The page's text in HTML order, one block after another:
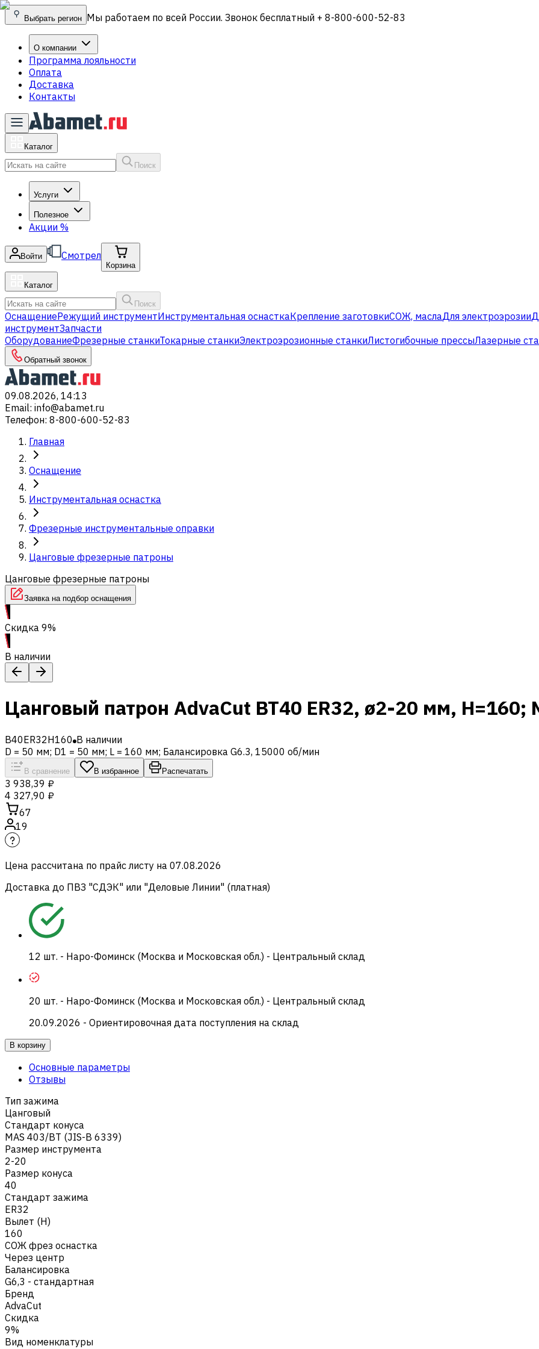
Выбрать регион Мы работаем по всей России. Звонок бесплатный + 8-800-600-52-83
О компании
Программа лояльности
Оплата
Доставка
Контакты
Каталог
Поиск
Услуги
Полезное
Акции %
Войти Смотрел
Корзина
Каталог
Поиск
ОснащениеРежущий инструментИнструментальная оснасткаКрепление заготовкиСОЖ, маслаДля электроэрозии
инструментЗапчасти
ОборудованиеФрезерные станкиТокарные станкиЭлектроэрозионные станкиЛистогибочные прессыЛазерные
Обратный звонок
09.08.2026, 14:13
Email: info@abamet.ru
Телефон: 8-800-600-52-83
Главная
Оснащение
Инструментальная оснастка
Фрезерные инструментальные оправки
Цанговые фрезерные патроны
Цанговые фрезерные патроны
Заявка на подбор оснащения
Скидка 9%
В наличии
Цанговый патрон AdvaCut BT40 ER32, ø2-20 мм, H=160;
B40ER32H160 В наличии
D = 50 мм; D1 = 50 мм; L = 160 мм; Балансировка G6.3, 15000 об/мин
В сравнение В избранное Распечатать
3 938,39 ₽
4 327,90 ₽
67
19
Цена рассчитана по прайс листу на 07.08.2026
Доставка до ПВЗ "СДЭК" или "Деловые Линии" (платная)
12 шт. - Наро-Фоминск (Москва и Московская обл.) - Центральный склад
20 шт. - Наро-Фоминск (Москва и Московская обл.) - Центральный склад
20.09.2026 - Ориентировочная дата поступления на склад
В корзину
Основные параметры
Отзывы
Тип зажима
Цанговый
Стандарт конуса
MAS 403/BT (JIS-B 6339)
Размер инструмента
2-20
Размер конуса
40
Стандарт зажима
ER32
Вылет (H)
160
СОЖ фрез оснастка
Через центр
Балансировка
G6,3 - стандартная
Бренд
AdvaCut
Скидка
9%
Вид номенклатуры